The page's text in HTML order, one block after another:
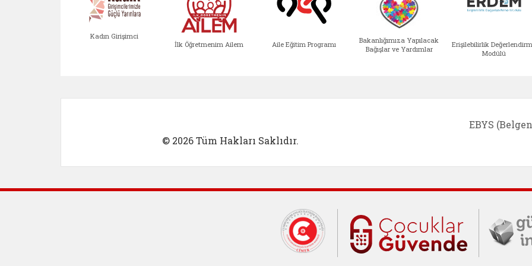
Kadın Girişimci
İlk Öğretmenim Ailem Aile Eğitim Programı
Bakanlığımıza Yapılacak
Bağışlar ve Yardımlar
Erişilebilirlik
Modülü
© 2026 Tüm Hakları Saklıdır.
EBYS
Cumhurbaşkanlığı İletişim Merkezi
Çocuklar